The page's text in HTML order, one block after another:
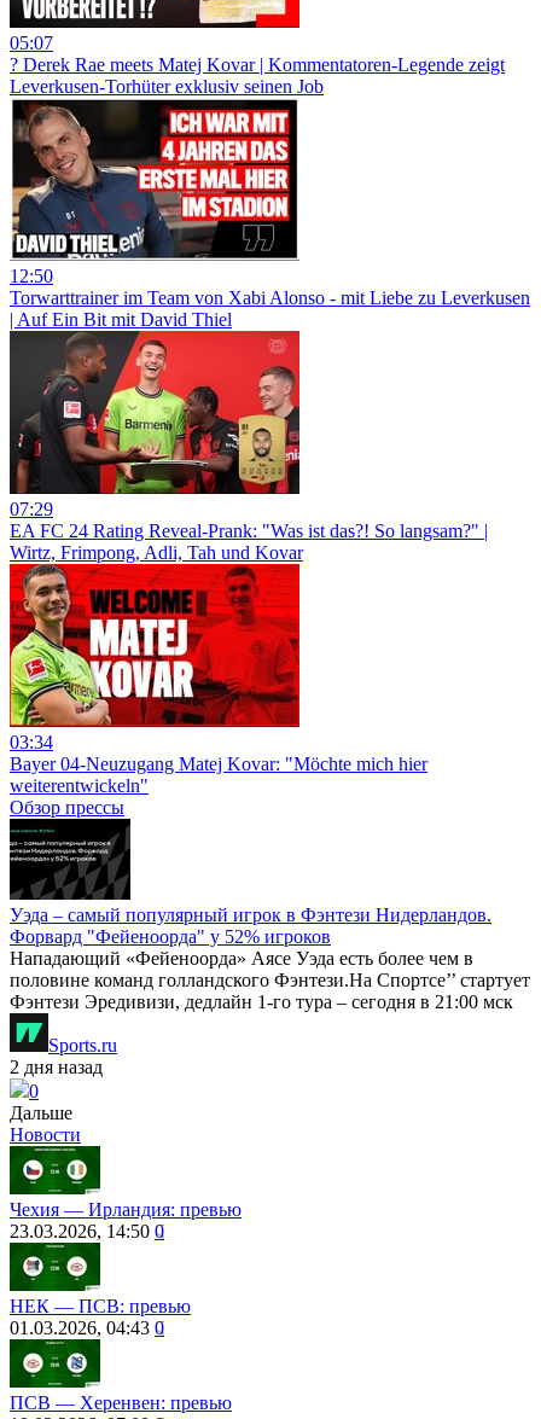
05:07
?️ Derek Rae meets Matej Kovar | Kommentatoren-Legende zeigt
Leverkusen-Torhüter exklusiv seinen Job
12:50
Torwarttrainer im Team von Xabi Alonso - mit Liebe zu Leverkusen
| Auf Ein Bit mit David Thiel
07:29
EA FC 24 Rating Reveal-Prank: "Was ist das?! So langsam?" |
Wirtz, Frimpong, Adli, Tah und Kovar
03:34
Bayer 04-Neuzugang Matej Kovar: "Möchte mich hier
weiterentwickeln"
Обзор прессы
Уэда – самый популярный игрок в Фэнтези Нидерландов.
Форвард "Фейеноорда" у 52% игроков
Нападающий «Фейеноорда» Аясе Уэда есть более чем в
половине команд голландского Фэнтези.На Спортсе’’ стартует
Фэнтези Эредивизи, дедлайн 1-го тура – сегодня в 21:00 мск
Sports.ru
2 дня назад
0
Дальше
Новости
Чехия ― Ирландия: превью
23.03.2026, 14:50 0
НЕК ― ПСВ: превью
01.03.2026, 04:43 0
ПСВ — Херенвен: превью